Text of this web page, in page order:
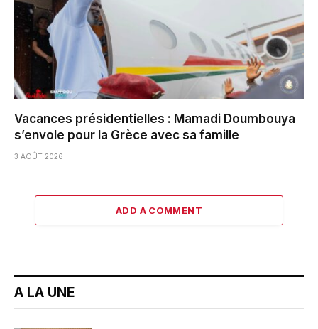
Vacances présidentielles : Mamadi Doumbouya
s’envole pour la Grèce avec sa famille
3 AOÛT 2026
ADD A COMMENT
A LA UNE